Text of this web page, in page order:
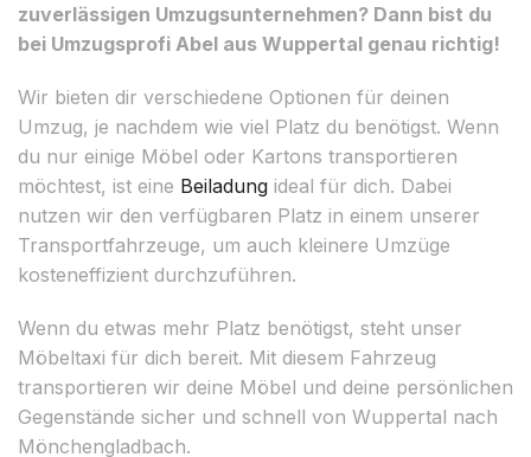
zuverlässigen Umzugsunternehmen? Dann bist du
bei Umzugsprofi Abel aus Wuppertal genau richtig!
Wir bieten dir verschiedene Optionen für deinen
Umzug, je nachdem wie viel Platz du benötigst. Wenn
du nur einige Möbel oder Kartons transportieren
möchtest, ist eine Beiladung ideal für dich. Dabei
nutzen wir den verfügbaren Platz in einem unserer
Transportfahrzeuge, um auch kleinere Umzüge
kosteneffizient durchzuführen.
Wenn du etwas mehr Platz benötigst, steht unser
Möbeltaxi für dich bereit. Mit diesem Fahrzeug
transportieren wir deine Möbel und deine persönlichen
Gegenstände sicher und schnell von Wuppertal nach
Mönchengladbach.